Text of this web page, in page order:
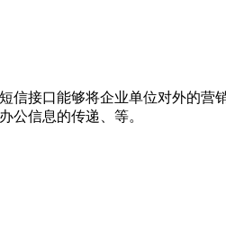
接口能够将企业单位对外的
公信息的传递、等。